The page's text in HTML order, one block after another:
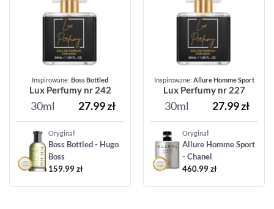
Inspirowane: Boss Bottled
Lux Perfumy nr 242
30ml 27.99zł
Oryginał
Boss Bottled - Hugo
Boss
159.99zł
Inspirowane: Allure Homme Sport
Lux Perfumy nr 227
30ml 27.99zł
Oryginał
Allure Homme Sport
- Chanel
460.99zł